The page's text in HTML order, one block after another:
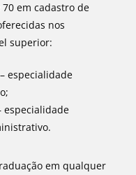
em cadastro de
nos
superior:
especialidade
especialidade
em qualquer